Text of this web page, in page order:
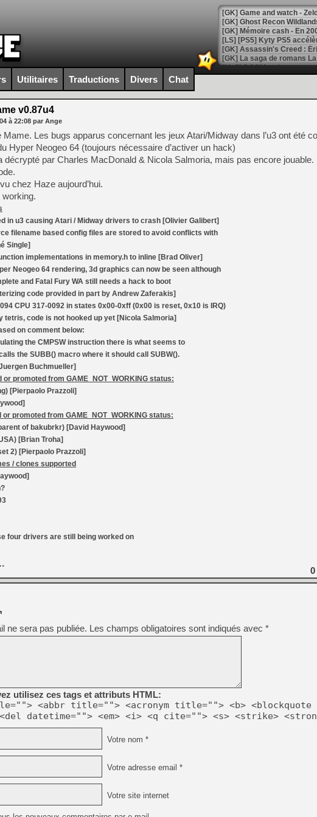
[Mo5] DOOM arrive en
[GK] Bethesda fête les 30
[GK] Roblox : l'action en
[GK] Agenda - GeForce
[GK] Devolver Digital en a
[LS] [PS5] ps5-y2jb-
[GK] Pourquoi Marvel
[GK] Test : Restory : Chill
[GK] GTA 6 : Rockstar
[GK] Hot Wheels Infinite
[GK] Mémoire cash -
[GK] Résultats Nintendo :
[GK] Déjà des
[Mo5] Brickboy cherche à
[GK] Minecraft et ses «
[GK] Beast of
[GK] Ubisoft : fin de partie
[GK] Mémoire cash -
[GK] Dan Houser (GTA)
[GK] Comment EA Sports
[GK] Crimson Moon : un
[GK] Isle of Reveries : le
[GK] Moonlighter 2 : The
[GK] Capcom relance
[Mo5] Deux inédits du
[GK] Le beat'em up The
[GK] Endless Legend 2 :
[LS] [PS5] Premiers
Utilitaires Traductions Divers Chat
v0.87u4
à 22:08 par Ange
Mame. Les bugs apparus concernant les jeux Atari/Midway dans l’u3 ont été
Hyper Neogeo 64 (toujours nécessaire d’activer un hack)
décrypté par Charles MacDonald & Nicola Salmoria, mais pas encore jouable.
chez Haze aujourd’hui.
in u3 causing Atari / Midway drivers to crash [Olivier Galibert]
filename based config files are stored to avoid conflicts with
Single]
implementations in memory.h to inline [Brad Oliver]
Neogeo 64 rendering, 3d graphics can now be seen although
and Fatal Fury WA still needs a hack to boot
code provided in part by Andrew Zaferakis]
CPU 317-0092 in states 0x00-0xff (0x00 is reset, 0x10 is IRQ)
tetris, code is not hooked up yet [Nicola Salmoria]
on comment below:
the CMPSW instruction there is what seems to
the SUBB() macro where it should call SUBW().
Buchmueller]
or promoted from GAME_NOT_WORKING status:
[Pierpaolo Prazzoli]
or promoted from GAME_NOT_WORKING status:
of bakubrkr) [David Haywood]
[Brian Troha]
2) [Pierpaolo Prazzoli]
/ clones supported
four drivers are still being worked on
0
ne sera pas publiée. Les champs obligatoires sont indiqués avec *
utilisez ces tags et attributs HTML:
<abbr title=""> <acronym title=""> <b> <blockquote
datetime=""> <em> <i> <q cite=""> <s> <strike>
Votre nom *
Votre adresse email *
Votre site internet